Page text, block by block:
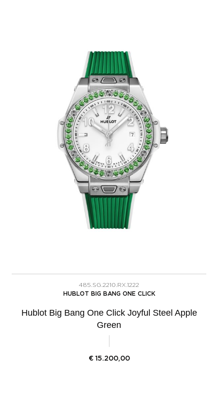
485.SG.2210.RX.1222
HUBLOT BIG BANG ONE CLICK
Hublot Big Bang One Click Joyful Steel Apple
Green
€ 15.200,00